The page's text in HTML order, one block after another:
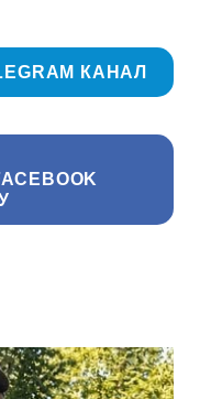
КАНАЛ